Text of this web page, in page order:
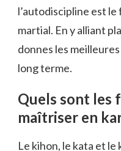
l’autodiscipline est
martial. En y alliant
donnes les
long terme.
Quels sont les
maîtriser en
Le kihon, le kata et le